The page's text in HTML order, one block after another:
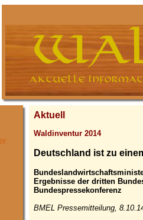
Aktuell
Waldinventur 2014
Deutschland ist zu
Ergebnisse der dritten
Bundespressekonferenz
BMEL Pressemitteilung,